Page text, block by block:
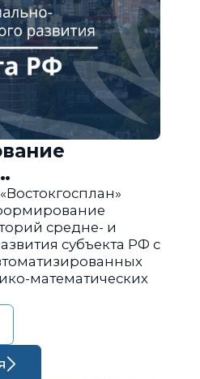
развития
средне- и
субъекта РФ с
математических